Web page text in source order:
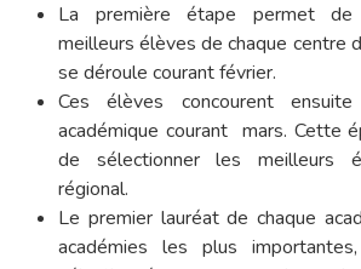
La première étape permet de
meilleurs élèves de chaque centre
se déroule courant février.
Ces élèves concourent
académique courant mars. Cette
de sélectionner les meilleurs
régional.
Le premier lauréat de chaque
académies les plus